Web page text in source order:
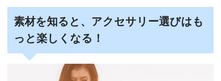
素材を知ると、アクセサリー選びはも
っと楽しくなる！